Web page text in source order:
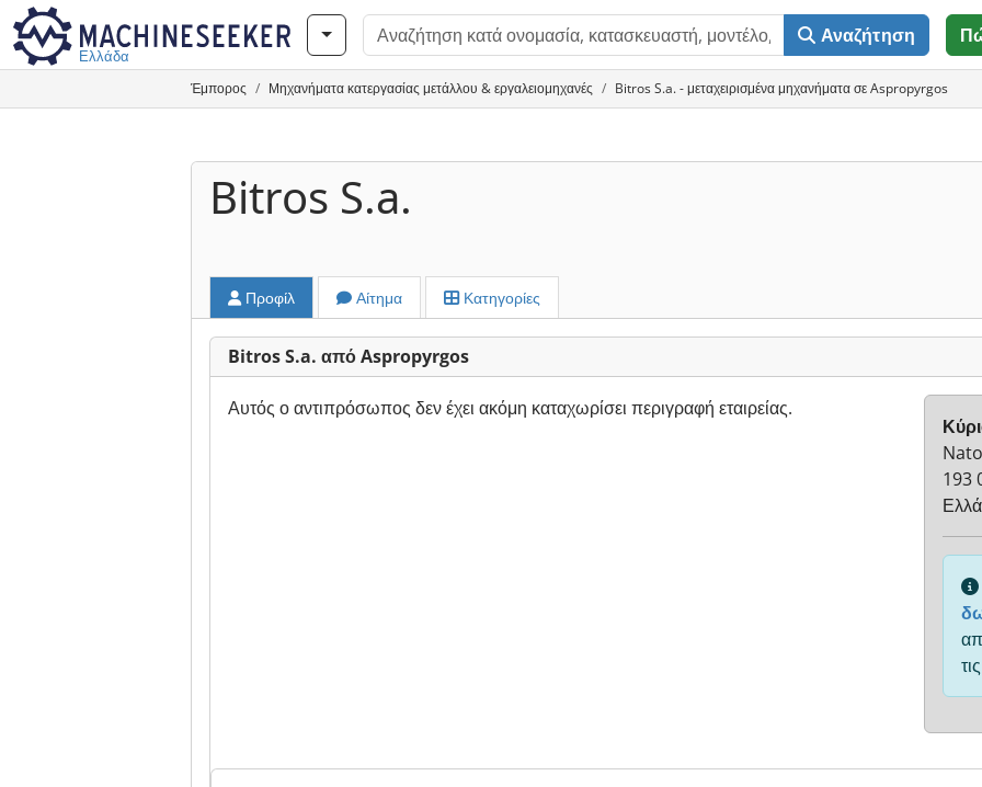
Ελλάδα
Αναζήτηση
Έμπορος Μηχανήματα κατεργασίας μετάλλου & εργαλειομηχανές Bitros S.a. - μεταχειρισμένα μηχανήματα σε Aspropyrgos
Bitros S.a.
Προφίλ Αίτημα Κατηγορίες
Bitros S.a. από Aspropyrgos
Αυτός ο αντιπρόσωπος δεν έχει ακόμη καταχωρίσει περιγραφή εταιρείας.
193